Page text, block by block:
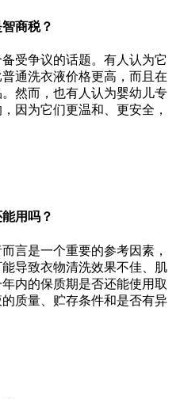
商税？
受争议的话题。有人认为它
通洗衣液价格更高，而且在
然而，也有人认为婴幼儿专
因为它们更温和、更安全，
用吗？
言是一个重要的参考因素，
导致衣物清洗效果不佳、肌
内的保质期是否还能使用取
质量、贮存条件和是否有异